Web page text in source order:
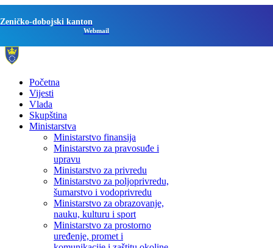
Zeničko-dobojski kanton
Webmail
Početna
Vijesti
Vlada
Skupština
Ministarstva
Ministarstvo finansija
Ministarstvo za pravosuđe i
upravu
Ministarstvo za privredu
Ministarstvo za poljoprivredu,
šumarstvo i vodoprivredu
Ministarstvo za obrazovanje,
nauku, kulturu i sport
Ministarstvo za prostorno
uređenje, promet i